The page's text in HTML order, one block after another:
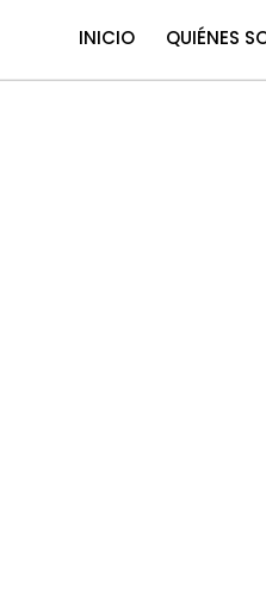
INICIO QUIÉNES